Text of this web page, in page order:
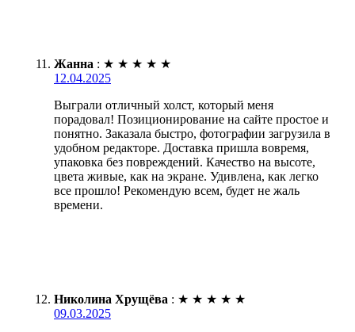
Жанна : ★ ★ ★ ★ ★
12.04.2025
Выграли отличный холст, который меня
порадовал! Позиционирование на сайте простое и
понятно. Заказала быстро, фотографии загрузила в
удобном редакторе. Доставка пришла вовремя,
упаковка без повреждений. Качество на высоте,
цвета живые, как на экране. Удивлена, как легко
все прошло! Рекомендую всем, будет не жаль
времени.
Николина Хрущёва : ★ ★ ★ ★ ★
09.03.2025